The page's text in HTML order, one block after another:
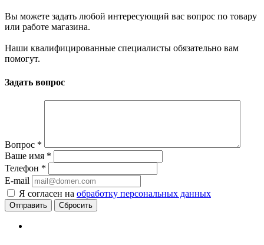
Вы можете задать любой интересующий вас вопрос по товару
или работе магазина.
Наши квалифицированные специалисты обязательно вам
помогут.
Задать вопрос
Вопрос *
Ваше имя *
Телефон *
E-mail
Я согласен на обработку персональных данных
Сбросить